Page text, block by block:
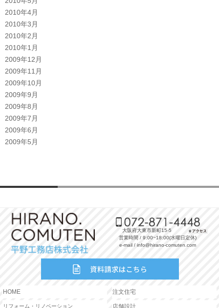
2010年4月
2010年3月
2010年2月
2010年1月
2009年12月
2009年11月
2009年10月
2009年9月
2009年8月
2009年7月
2009年6月
2009年5月
大阪府大東市新町15-5
営業時間 / 9:00~18:00(水曜日定休)
e-mail / info@hirano-comuten.com
HOME 注文住宅
リフォーム・リノベーション 店舗設計